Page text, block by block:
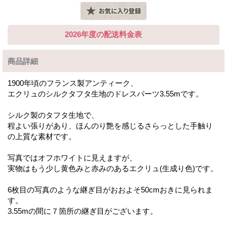
2026年度の配送料金表
商品詳細
1900年頃のフランス製アンティーク、
エクリュのシルクタフタ生地のドレスパーツ3.55mです。
シルク製のタフタ生地で、
程よい張りがあり、ほんのり艶を感じるさらっとした手触り
の上質な素材です。
写真ではオフホワイトに見えますが、
実物はもう少し黄色みと赤みのあるエクリュ(生成り色)です。
6枚目の写真のような継ぎ目がおおよそ50cmおきに見られま
す。
3.55mの間に７箇所の継ぎ目がございます。